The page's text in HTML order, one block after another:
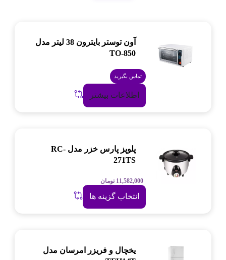
آون توستر بایترون 38 لیتر مدل
TO-850
تماس بگیرید
اطلاعات بیشتر
پلوپز پارس خزر مدل RC-
271TS
11,582,000 تومان
انتخاب گزینه ها
یخچال و فریزر امرسان مدل